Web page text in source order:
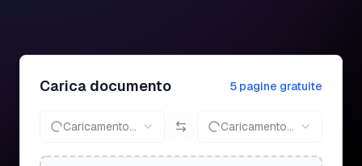
Carica documento 5 pagine gratuite
Caricamento... Caricamento...